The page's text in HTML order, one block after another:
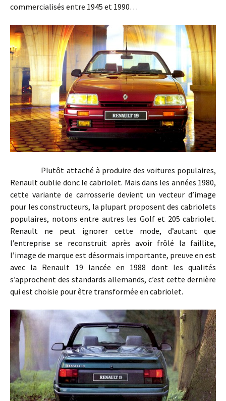
commercialisés entre 1945 et 1990…
Plutôt attaché à produire des voitures populaires,
Renault oublie donc le cabriolet. Mais dans les années 1980,
cette variante de carrosserie devient un vecteur d’image
pour les constructeurs, la plupart proposent des cabriolets
populaires, notons entre autres les Golf et 205 cabriolet.
Renault ne peut ignorer cette mode, d’autant que
l’entreprise se reconstruit après avoir frôlé la faillite,
l’image de marque est désormais importante, preuve en est
avec la Renault 19 lancée en 1988 dont les qualités
s’approchent des standards allemands, c’est cette dernière
qui est choisie pour être transformée en cabriolet.